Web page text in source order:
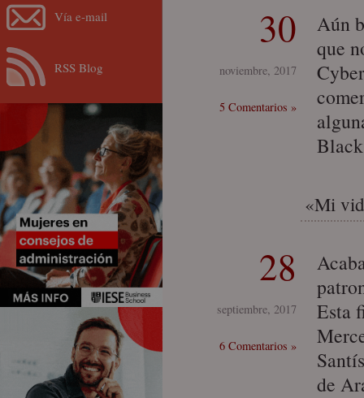
30
noviembre, 2017
5 Comentarios »
Aún
que
«Mi
28
septiembre, 2017
6 Comentarios »
Esta
de
Vía e-mail
RSS Blog